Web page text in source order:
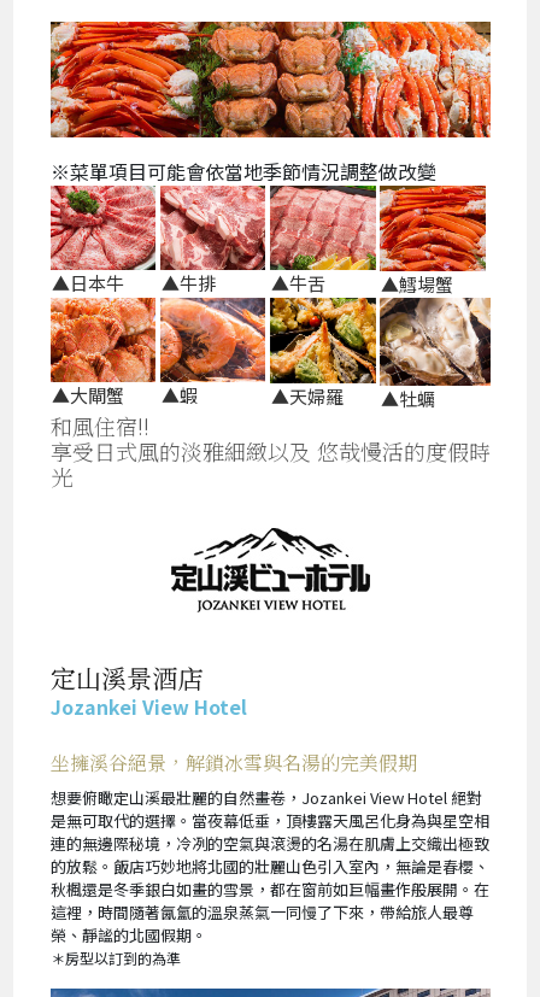
※菜單項目可能會依當地季節情況調整做改變
▲日本牛 ▲牛排 ▲牛舌 ▲鱈場蟹
▲大閘蟹 ▲蝦 ▲天婦羅 ▲牡蠣
和風住宿!!
享受日式風的淡雅細緻以及 悠哉慢活的度假時
光
定山溪景酒店
Jozankei View Hotel
坐擁溪谷絕景，解鎖冰雪與名湯的完美假期
想要俯瞰定山溪最壯麗的自然畫卷，Jozankei View Hotel 絕對
是無可取代的選擇。當夜幕低垂，頂樓露天風呂化身為與星空相
連的無邊際秘境，冷冽的空氣與滾燙的名湯在肌膚上交織出極致
的放鬆。飯店巧妙地將北國的壯麗山色引入室內，無論是春櫻、
秋楓還是冬季銀白如畫的雪景，都在窗前如巨幅畫作般展開。在
這裡，時間隨著氤氳的溫泉蒸氣一同慢了下來，帶給旅人最尊
榮、靜謐的北國假期。
＊房型以訂到的為準